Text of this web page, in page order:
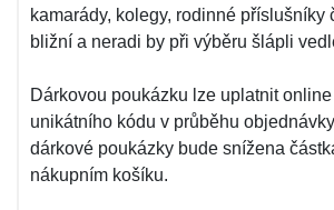
kamarády, kolegy, rodinné příslušníky
bližní a neradi by při výběru šlápli
Dárkovou poukázku lze uplatnit
unikátního kódu v průběhu
dárkové poukázky bude snížena
nákupním košíku.